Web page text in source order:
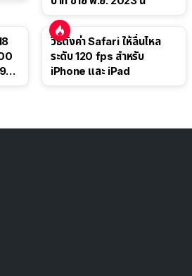
วิธีตั้งค่า Safari ให้ลื่นไหล
ระดับ 120 fps สำหรับ
iPhone และ iPad